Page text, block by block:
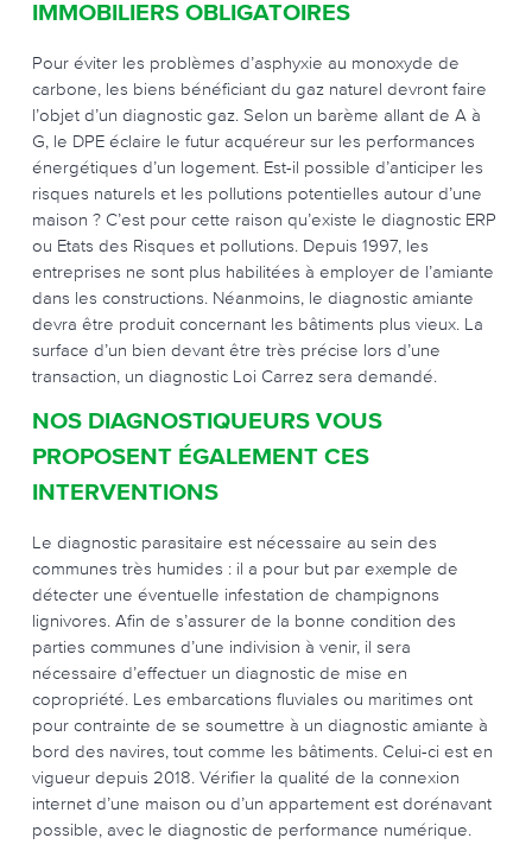
IMMOBILIERS OBLIGATOIRES
Pour éviter les problèmes d’asphyxie au monoxyde de
carbone, les biens bénéficiant du gaz naturel devront faire
l’objet d’un diagnostic gaz. Selon un barème allant de A à
G, le DPE éclaire le futur acquéreur sur les performances
énergétiques d’un logement. Est-il possible d’anticiper les
risques naturels et les pollutions potentielles autour d’une
maison ? C’est pour cette raison qu’existe le diagnostic ERP
ou Etats des Risques et pollutions. Depuis 1997, les
entreprises ne sont plus habilitées à employer de l’amiante
dans les constructions. Néanmoins, le diagnostic amiante
devra être produit concernant les bâtiments plus vieux. La
surface d’un bien devant être très précise lors d’une
transaction, un diagnostic Loi Carrez sera demandé.
NOS DIAGNOSTIQUEURS VOUS
PROPOSENT ÉGALEMENT CES
INTERVENTIONS
Le diagnostic parasitaire est nécessaire au sein des
communes très humides : il a pour but par exemple de
détecter une éventuelle infestation de champignons
lignivores. Afin de s’assurer de la bonne condition des
parties communes d’une indivision à venir, il sera
nécessaire d’effectuer un diagnostic de mise en
copropriété. Les embarcations fluviales ou maritimes ont
pour contrainte de se soumettre à un diagnostic amiante à
bord des navires, tout comme les bâtiments. Celui-ci est en
vigueur depuis 2018. Vérifier la qualité de la connexion
internet d’une maison ou d’un appartement est dorénavant
possible, avec le diagnostic de performance numérique.